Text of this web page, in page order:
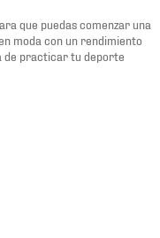
que puedas comenzar una
moda con un rendimiento
de practicar tu deporte